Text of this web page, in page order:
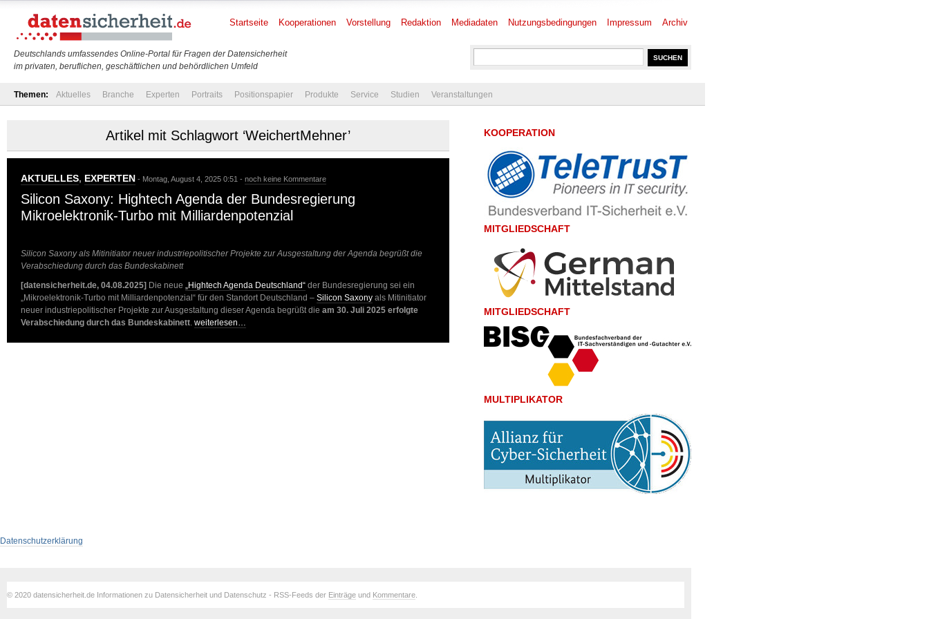
Deutschlands umfassendes Online-Portal für Fragen der Datensicherheit
im privaten, beruflichen, geschäftlichen und behördlichen Umfeld
Startseite Kooperationen Vorstellung Redaktion Mediadaten Nutzungsbedingungen Impressum Archiv
Themen: Aktuelles Branche Experten Portraits Positionspapier Produkte Service Studien Veranstaltungen
Artikel mit Schlagwort ‘WeichertMehner’
AKTUELLES, EXPERTEN - Montag, August 4, 2025 0:51 - noch keine Kommentare
Silicon Saxony: Hightech Agenda der Bundesregierung
Mikroelektronik-Turbo mit Milliardenpotenzial
Silicon Saxony als Mitinitiator neuer industriepolitischer Projekte zur Ausgestaltung der Agenda begrüßt die
Verabschiedung durch das Bundeskabinett
[datensicherheit.de, 04.08.2025] Die neue „Hightech Agenda Deutschland“ der Bundesregierung sei ein
„Mikroelektronik-Turbo mit Milliardenpotenzial“ für den Standort Deutschland – Silicon Saxony als Mitinitiator
neuer industriepolitischer Projekte zur Ausgestaltung dieser Agenda begrüßt die am 30. Juli 2025 erfolgte
Verabschiedung durch das Bundeskabinett. weiterlesen…
KOOPERATION
MITGLIEDSCHAFT
MITGLIEDSCHAFT
MULTIPLIKATOR
Datenschutzerklärung
© 2020 datensicherheit.de Informationen zu Datensicherheit und Datenschutz - RSS-Feeds der Einträge und Kommentare